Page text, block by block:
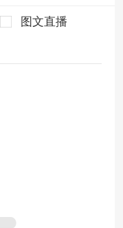
图文直播